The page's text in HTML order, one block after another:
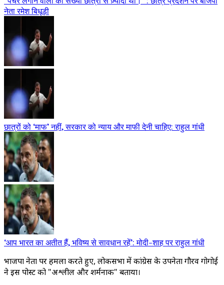
नेता रमेश बिधूड़ी
छात्रों को ‘माफ’ नहीं, सरकार को न्याय और माफी देनी चाहिए: राहुल गांधी
‘आप भारत का अतीत हैं, भविष्य से सावधान रहें’: मोदी-शाह पर राहुल गांधी
भाजपा नेता पर हमला करते हुए, लोकसभा में कांग्रेस के उपनेता गौरव गोगोई
ने इस पोस्ट को "अश्लील और शर्मनाक" बताया।